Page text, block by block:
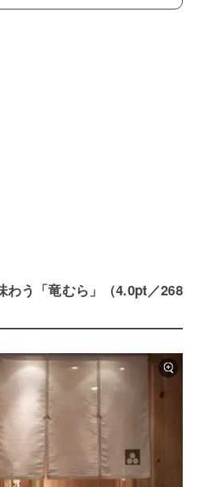
わう「竜むら」（4.0pt／268